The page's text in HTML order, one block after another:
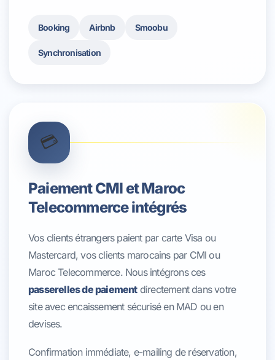
Booking Airbnb Smoobu
Synchronisation
💳
Paiement CMI et Maroc
Telecommerce intégrés
Vos clients étrangers paient par carte Visa ou
Mastercard, vos clients marocains par CMI ou
Maroc Telecommerce. Nous intégrons ces
passerelles de paiementdirectement dans votre
site avec encaissement sécurisé en MAD ou en
devises.
Confirmation immédiate, e-mailing de réservation,